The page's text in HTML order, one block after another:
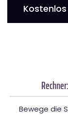
Bewege die